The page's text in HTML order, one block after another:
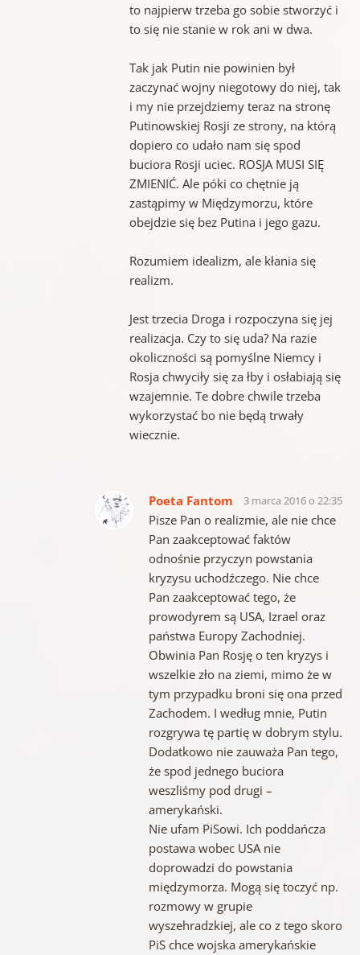
to najpierw trzeba go sobie stworzyć i
to się nie stanie w rok ani w dwa.
Tak jak Putin nie powinien był
zaczynać wojny niegotowy do niej, tak
i my nie przejdziemy teraz na stronę
Putinowskiej Rosji ze strony, na którą
dopiero co udało nam się spod
buciora Rosji uciec. ROSJA MUSI SIĘ
ZMIENIĆ. Ale póki co chętnie ją
zastąpimy w Międzymorzu, które
obejdzie się bez Putina i jego gazu.
Rozumiem idealizm, ale kłania się
realizm.
Jest trzecia Droga i rozpoczyna się jej
realizacja. Czy to się uda? Na razie
okoliczności są pomyślne Niemcy i
Rosja chwyciły się za łby i osłabiają się
wzajemnie. Te dobre chwile trzeba
wykorzystać bo nie będą trwały
wiecznie.
Poeta Fantom 3 marca 2016 o 22:35
Pisze Pan o realizmie, ale nie chce
Pan zaakceptować faktów
odnośnie przyczyn powstania
kryzysu uchodźczego. Nie chce
Pan zaakceptować tego, że
prowodyrem są USA, Izrael oraz
państwa Europy Zachodniej.
Obwinia Pan Rosję o ten kryzys i
wszelkie zło na ziemi, mimo że w
tym przypadku broni się ona przed
Zachodem. I według mnie, Putin
rozgrywa tę partię w dobrym stylu.
Dodatkowo nie zauważa Pan tego,
że spod jednego buciora
weszliśmy pod drugi –
amerykański.
Nie ufam PiSowi. Ich poddańcza
postawa wobec USA nie
doprowadzi do powstania
międzymorza. Mogą się toczyć np.
rozmowy w grupie
wyszehradzkiej, ale co z tego skoro
PiS chce wojska amerykańskie